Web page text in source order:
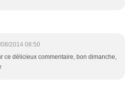
08/2014 08:50
ce délicieux commentaire, bon dimanche,